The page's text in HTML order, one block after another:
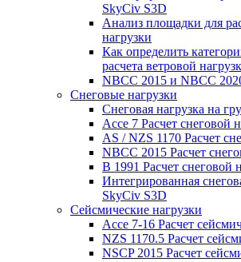
SkyCiv S3D
Анализ площадки для
нагрузки
Как определить
расчета ветровой
NBCC 2015 и NBCC
Снеговые нагрузки
Снеговая нагрузка на
Ассе 7 Расчет снеговой
AS / NZS 1170 Расчет
NBCC 2015 Расчет
В 1991 Расчет снеговой
Интегрированная
SkyCiv S3D
Сейсмические нагрузки
Ассе 7-16 Расчет
NZS 1170.5 Расчет
NSCP 2015 Расчет